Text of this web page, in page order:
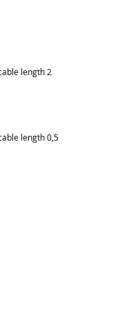
length 2
length 0,5
length 5